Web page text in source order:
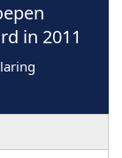
in 2011